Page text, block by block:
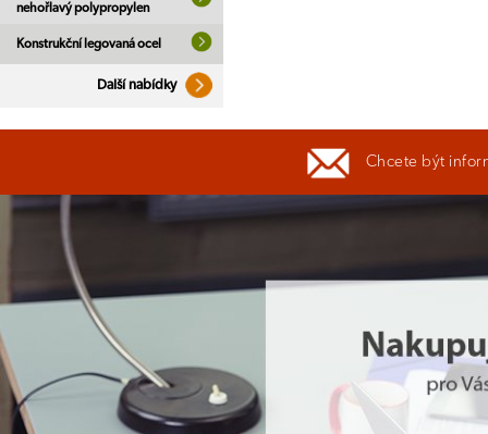
nehořlavý polypropylen
Konstrukční legovaná ocel
Další nabídky
Chcete být